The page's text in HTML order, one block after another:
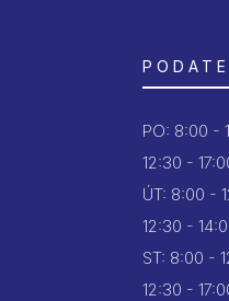
PO: 8:00 -
12:30 -
ÚT: 8:00 -
12:30 -
ST: 8:00 -
12:30 -